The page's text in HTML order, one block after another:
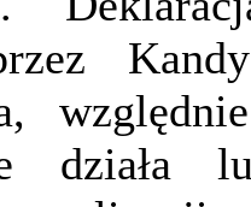
działa